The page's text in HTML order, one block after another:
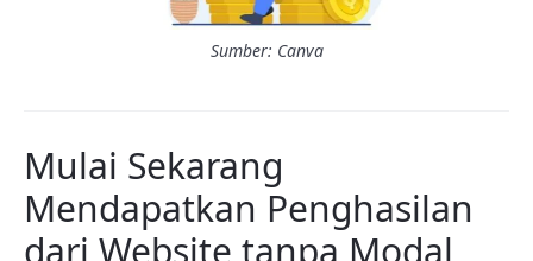
Sumber: Canva
Mulai Sekarang
Mendapatkan Penghasilan
dari Website tanpa Modal